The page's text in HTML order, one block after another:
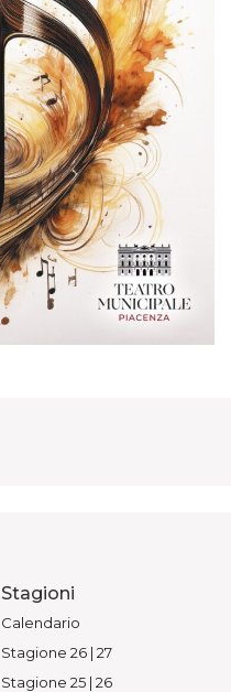
Stagioni
Calendario
Stagione 26 | 27
Stagione 25 | 26